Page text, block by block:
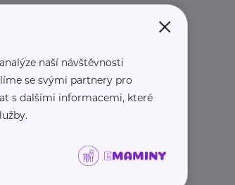
×
naší návštěvnosti
se svými partnery pro
s dalšími informacemi, které